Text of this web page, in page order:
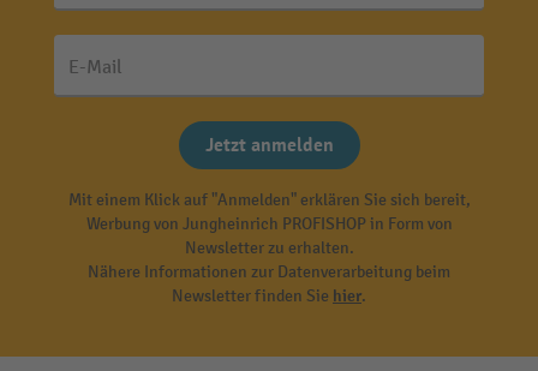
E-Mail
Jetzt anmelden
Mit einem Klick auf "Anmelden" erklären Sie sich bereit,
Werbung von Jungheinrich PROFISHOP in Form von
Newsletter zu erhalten.
Nähere Informationen zur Datenverarbeitung beim
Newsletter finden Sie hier.